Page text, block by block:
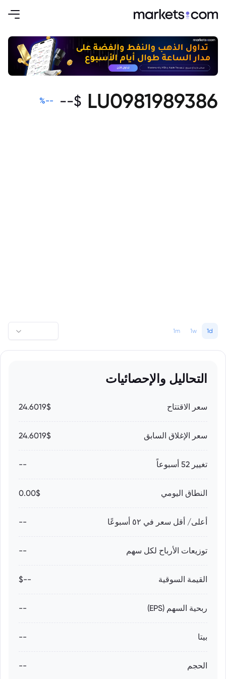
LU0981989386
$
--
--
%
1d
1w
1m
التحاليل والإحصائيات
سعر الاقتتاح 24.6019$
سعر الإغلاق السابق 24.6019$
تغيير 52 أسبوعاً --
النطاق اليومي 0.00$
أعلى/ أقل سعر في ٥٢ أسبوعًا --
توزيعات الأرباح لكل سهم --
القيمة السوقية --$
ربحية السهم (EPS) --
بيتا --
الحجم --